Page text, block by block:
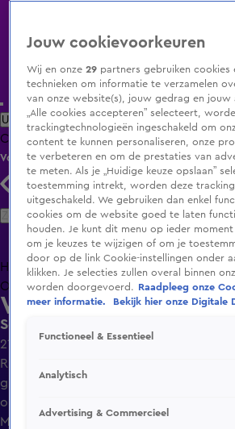
Uitzending Gemist Populaire programma's
ClipsFilmsRadioSmart TV inlogShop
Volg KIJK
Zoeken
HomeUitzending Gemist Programma's
OranjezomerLivestreamsShop
Wereldreis op
Seizoen 1, aflevering 12
21 jan 2019, 21:30
Rinke zit erdoorheen. Ze is moe van het
groepsverband. De hele groep heeft
omgeving en vandaag gaat de
Mexicaanse grens.
Jouw cookievoorkeuren
Wij en onze29 partners gebruiken cookies
technieken om informatie te verzamelen
van onze website(s), jouw gedrag en jouw
„Alle cookies accepteren” selecteert,
trackingtechnologieën ingeschakeld om
content te kunnen personaliseren, onze
te verbeteren en om de prestaties van
te meten. Als je „Huidige keuze opslaan”
toestemming intrekt, worden deze
uitgeschakeld. We gebruiken dan enkel
cookies om de website goed te laten
houden. Je kunt dit menu op ieder
om je keuzes te wijzigen of om je
door op de link Cookie-instellingen onder
klikken. Je selecties zullen overal binnen
worden doorgevoerd.
Raadpleeg onze
meer informatie.
Bekijk hier onze Digitale
Functioneel & Essentieel
Analytisch
Advertising & Commercieel